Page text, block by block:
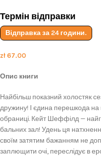
Термін відправки
Відправка за 24 години.
zł 67.00
Опис книги
Найбільш показний холостяк
дружину! І єдина перешкода
обраниці. Кейт Шеффілд —
бальних зал! Удень ця
своїм затятим бажанням не
заплющити очі, переслідує в